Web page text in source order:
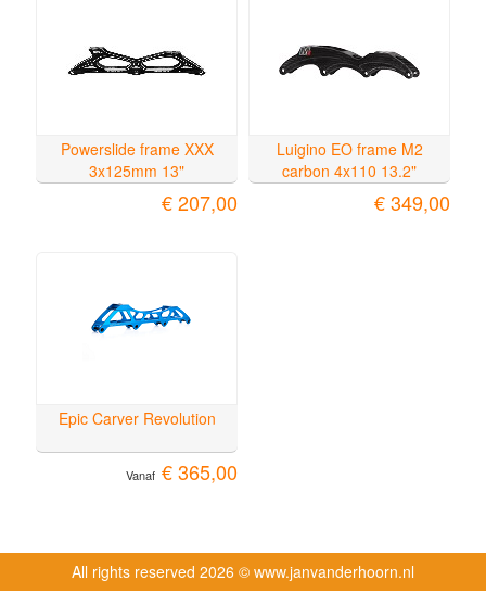
Powerslide frame XXX
3x125mm 13"
€ 207,00
Luigino EO frame M2
carbon 4x110 13.2"
€ 349,00
Epic Carver Revolution
Vanaf € 365,00
All rights reserved 2026 © www.janvanderhoorn.nl